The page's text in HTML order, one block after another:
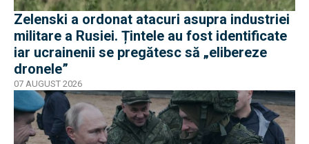
Zelenski a ordonat atacuri asupra industriei
militare a Rusiei. Țintele au fost identificate
iar ucrainenii se pregătesc să „elibereze
dronele”
07 AUGUST 2026